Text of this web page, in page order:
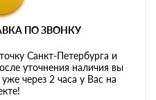
ПО ЗВОНКУ
Санкт-Петербурга и
уточнения наличия вы
через 2 часа у Вас на